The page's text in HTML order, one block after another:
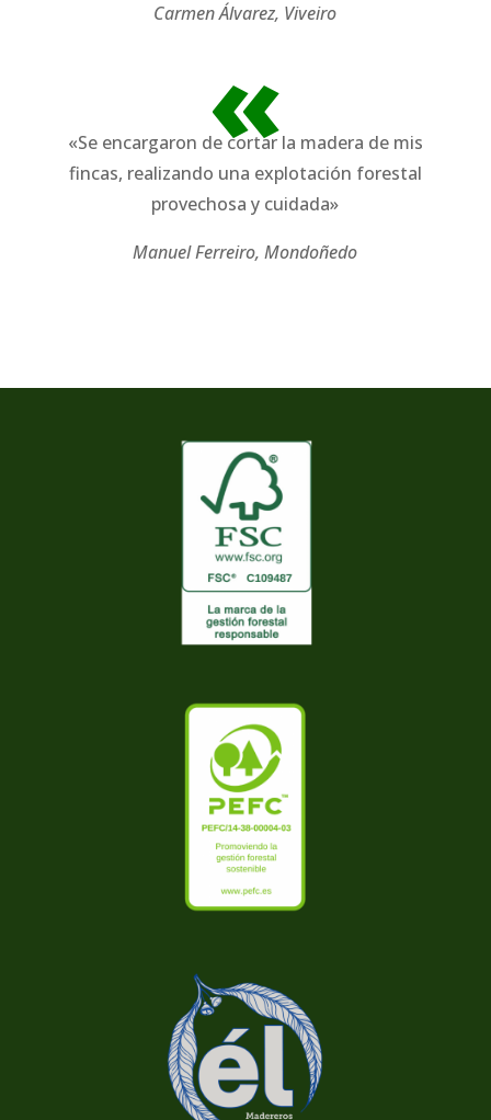
Carmen Álvarez, Viveiro
«
«Se encargaron de cortar la madera de mis
fincas, realizando una explotación forestal
provechosa y cuidada»
Manuel Ferreiro, Mondoñedo